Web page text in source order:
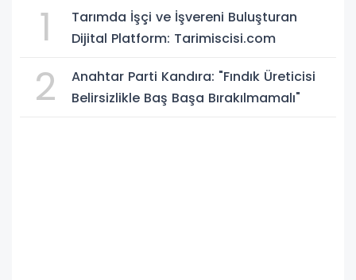
1
Tarımda İşçi ve İşvereni Buluşturan
Dijital Platform: Tarimiscisi.com
2
Anahtar Parti Kandıra: "Fındık Üreticisi
Belirsizlikle Baş Başa Bırakılmamalı"